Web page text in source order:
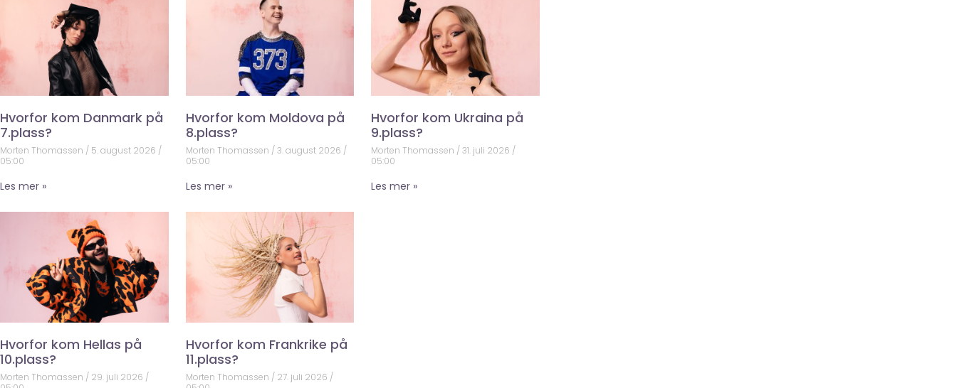
Hvorfor kom Danmark på
7.plass?
Morten Thomassen
5. august 2026
05:00
Les mer »
Hvorfor kom Moldova på
8.plass?
Morten Thomassen 3. august 2026
05:00
Les mer »
Hvorfor kom Ukraina på
9.plass?
Morten Thomassen
31. juli 2026
05:00
Les mer »
Hvorfor kom Hellas på
10.plass?
Morten Thomassen
29. juli 2026
Hvorfor kom Frankrike på
11.plass?
Morten Thomassen 27. juli 2026